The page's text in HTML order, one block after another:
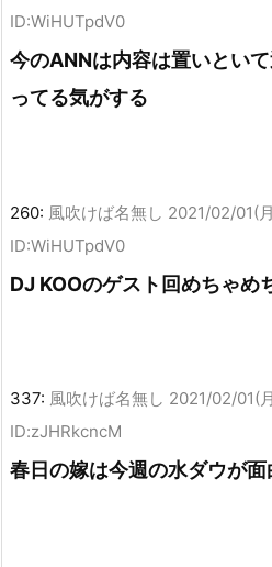
ID:WiHUTpdV0
今のANNは内容は置いとい
ってる気がする
260: 風吹けば名無し 2021/02/01(
ID:WiHUTpdV0
DJ KOOのゲスト回めちゃめ
337: 風吹けば名無し 2021/02/01(
ID:zJHRkcncM
春日の嫁は今週の水ダウが面